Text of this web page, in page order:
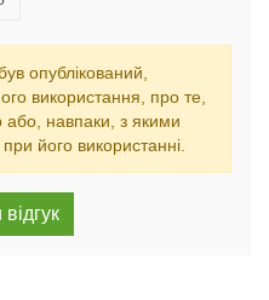
опублікований,
використання, про те,
навпаки, з якими
його використанні.